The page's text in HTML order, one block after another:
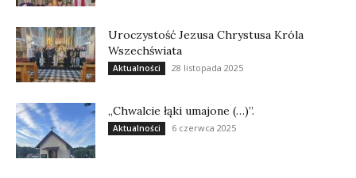
Uroczystość Jezusa Chrystusa Króla
Wszechświata
Aktualności 28 listopada 2025
„Chwalcie łąki umajone (…)”.
Aktualności 6 czerwca 2025